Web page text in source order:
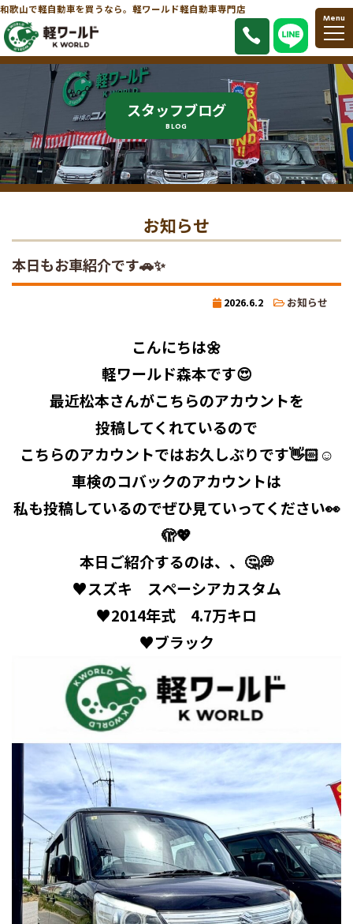
和歌山で軽自動車を買うなら。軽ワールド軽自動車専門店
Menu
スタッフブログ
BLOG
お知らせ
本日もお車紹介です🚗✨
2026.6.2 お知らせ
こんにちは🌼
軽ワールド森本です😍
最近松本さんがこちらのアカウントを
投稿してくれているので
こちらのアカウントではお久しぶりです👋🏻‪☺️
車検のコバックのアカウントは
私も投稿しているのでぜひ見ていってください👀
🫣💖
本日ご紹介するのは、、🤔💭
♥スズキ スペーシアカスタム
♥2014年式 4.7万キロ
♥ブラック